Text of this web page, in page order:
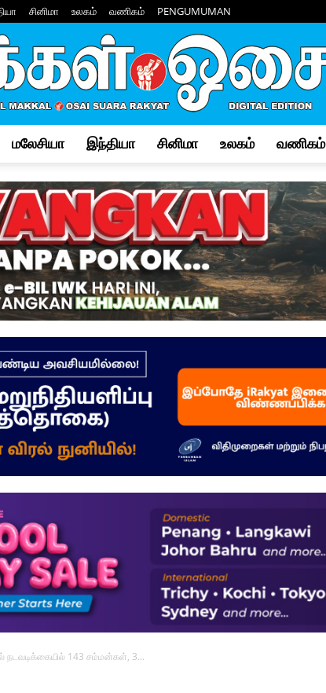
சினிமா உலகம் வணிகம் PENGUMUMAN
Osai
–
மக்கள்
மலேசியா இந்தியா சினிமா உலகம் வணிகம்
நடவடிக்கையில் 143 சம்மன்கள், 3...